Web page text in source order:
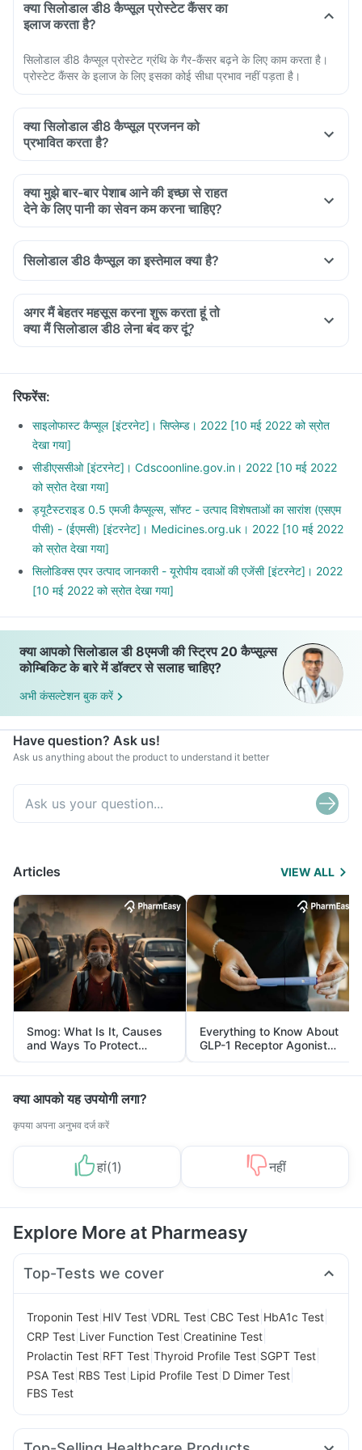
क्या सिलोडाल डी8 कैप्सूल प्रोस्टेट कैंसर का
इलाज करता है?
सिलोडाल डी8 कैप्सूल प्रोस्टेट ग्रंथि के गैर-कैंसर बढ़ने के लिए काम करता है।
प्रोस्टेट कैंसर के इलाज के लिए इसका कोई सीधा प्रभाव नहीं पड़ता है।
क्या सिलोडाल डी8 कैप्सूल प्रजनन को
प्रभावित करता है?
क्या मुझे बार-बार पेशाब आने की इच्छा से राहत
देने के लिए पानी का सेवन कम करना चाहिए?
सिलोडाल डी8 कैप्सूल का इस्तेमाल क्या है?
Silodal D8 capsule is used for the treatment of enlarged
It also helps in easing the symptoms of benign prostatic
hyperplasia (BPH) like difficulty in passing urine, frequent
inability to empty the bladder.
अगर मैं बेहतर महसूस करना शुरू करता हूं तो
क्या मैं सिलोडाल डी8 लेना बंद कर दूं?
रिफरेंस:
साइलोफास्ट कैप्सूल [इंटरनेट]। सिप्लेम्ड। 2022 [10 मई 2022 को स्रोत
देखा गया]
सीडीएससीओ [इंटरनेट]। Cdscoonline.gov.in। 2022 [10 मई 2022
को स्रोत देखा गया]
ड्यूटैस्टराइड 0.5 एमजी कैप्सूल्स, सॉफ्ट - उत्पाद विशेषताओं का सारांश (एसएम
पीसी) - (ईएमसी) [इंटरनेट]। Medicines.org.uk। 2022 [10 मई 2022
को स्रोत देखा गया]
सिलोडिक्स एपर उत्पाद जानकारी - यूरोपीय दवाओं की एजेंसी [इंटरनेट]। 2022
[10 मई 2022 को स्रोत देखा गया]
क्या आपको सिलोडाल डी 8एमजी की स्ट्रिप 20 कैप्सूल्स
कोम्बिकिट के बारे में डॉक्टर से सलाह चाहिए?
अभी कंसल्टेशन बुक करें
Have question? Ask us!
Ask us anything about the product to understand it better
Articles VIEW ALL
Smog: What Is It, Causes
and Ways To Protect
Yourself From It
Everything to Know About
GLP-1 Receptor Agonist
and Its Role in Weight
Management
क्या आपको यह उपयोगी लगा?
कृपया अपना अनुभव दर्ज करें
हां(1) नहीं
Explore More at Pharmeasy
Top-Tests we cover
Troponin Test HIV Test VDRL Test CBC Test HbA1c Test
CRP Test Liver Function Test Creatinine Test
Prolactin Test RFT Test Thyroid Profile Test SGPT Test
PSA Test RBS Test Lipid Profile Test D Dimer Test
FBS Test